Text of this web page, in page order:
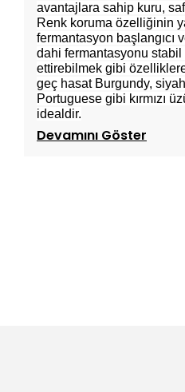
avantajlara sahip kuru, saf
Renk koruma özelliğinin
fermantasyon başlangıcı
dahi fermantasyonu
ettirebilmek gibi
geç hasat Burgundy,
Portuguese gibi kırmızı
idealdir.
Devamını Göster